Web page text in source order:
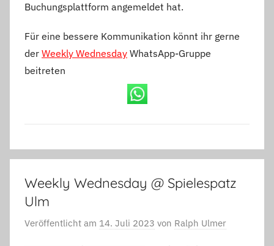
Buchungsplattform angemeldet hat.
Für eine bessere Kommunikation könnt ihr gerne
der Weekly Wednesday WhatsApp-Gruppe
beitreten
Weekly Wednesday @ Spielespatz
Ulm
Veröffentlicht am 14. Juli 2023 von Ralph Ulmer